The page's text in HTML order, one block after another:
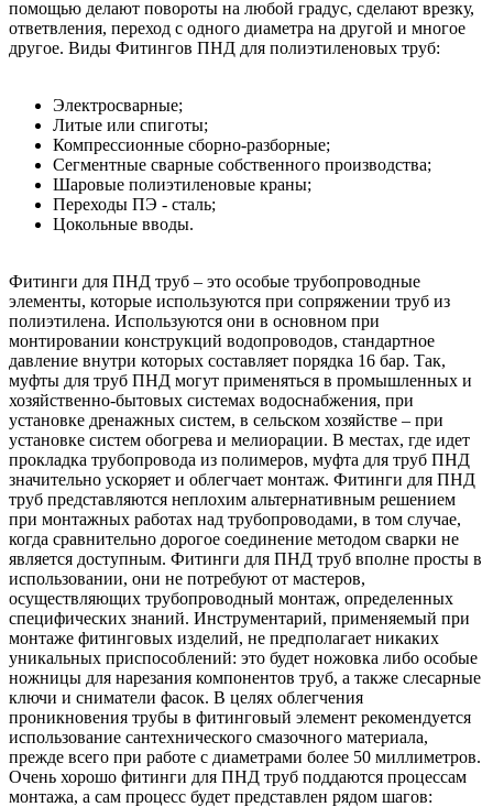
помощью делают повороты на любой градус, сделают врезку,
ответвления, переход с одного диаметра на другой и многое
другое. Виды Фитингов ПНД для полиэтиленовых труб:
Электросварные;
Литые или спиготы;
Компрессионные сборно-разборные;
Сегментные сварные собственного производства;
Шаровые полиэтиленовые краны;
Переходы ПЭ - сталь;
Цокольные вводы.
Фитинги для ПНД труб – это особые трубопроводные
элементы, которые используются при сопряжении труб из
полиэтилена. Используются они в основном при
монтировании конструкций водопроводов, стандартное
давление внутри которых составляет порядка 16 бар. Так,
муфты для труб ПНД могут применяться в промышленных и
хозяйственно-бытовых системах водоснабжения, при
установке дренажных систем, в сельском хозяйстве – при
установке систем обогрева и мелиорации. В местах, где идет
прокладка трубопровода из полимеров, муфта для труб ПНД
значительно ускоряет и облегчает монтаж. Фитинги для ПНД
труб представляются неплохим альтернативным решением
при монтажных работах над трубопроводами, в том случае,
когда сравнительно дорогое соединение методом сварки не
является доступным. Фитинги для ПНД труб вполне просты в
использовании, они не потребуют от мастеров,
осуществляющих трубопроводный монтаж, определенных
специфических знаний. Инструментарий, применяемый при
монтаже фитинговых изделий, не предполагает никаких
уникальных приспособлений: это будет ножовка либо особые
ножницы для нарезания компонентов труб, а также слесарные
ключи и сниматели фасок. В целях облегчения
проникновения трубы в фитинговый элемент рекомендуется
использование сантехнического смазочного материала,
прежде всего при работе с диаметрами более 50 миллиметров.
Очень хорошо фитинги для ПНД труб поддаются процессам
монтажа, а сам процесс будет представлен рядом шагов: